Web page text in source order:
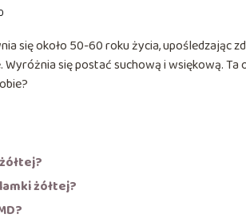
się około 50-60 roku życia, upośledzając
się postać suchową i wsiękową.
żółtej?